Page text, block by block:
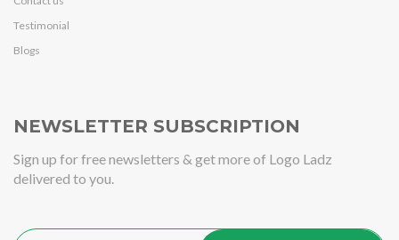
Testimonial
Blogs
NEWSLETTER SUBSCRIPTION
Sign up for free newsletters & get more of Logo Ladz
delivered to you.